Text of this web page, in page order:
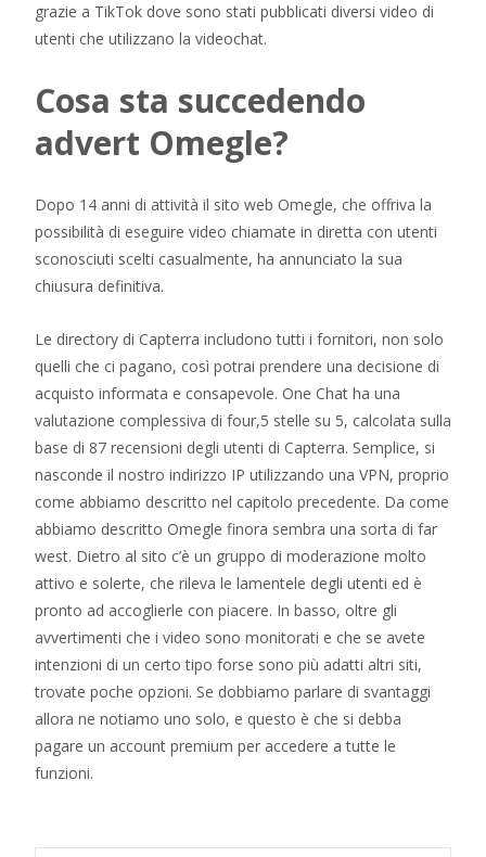
grazie a TikTok dove sono stati pubblicati diversi video di
utenti che utilizzano la videochat.
Cosa sta succedendo
advert Omegle?
Dopo 14 anni di attività il sito web Omegle, che offriva la
possibilità di eseguire video chiamate in diretta con utenti
sconosciuti scelti casualmente, ha annunciato la sua
chiusura definitiva.
Le directory di Capterra includono tutti i fornitori, non solo
quelli che ci pagano, così potrai prendere una decisione di
acquisto informata e consapevole. One Chat ha una
valutazione complessiva di four,5 stelle su 5, calcolata sulla
base di 87 recensioni degli utenti di Capterra. Semplice, si
nasconde il nostro indirizzo IP utilizzando una VPN, proprio
come abbiamo descritto nel capitolo precedente. Da come
abbiamo descritto Omegle finora sembra una sorta di far
west. Dietro al sito c’è un gruppo di moderazione molto
attivo e solerte, che rileva le lamentele degli utenti ed è
pronto ad accoglierle con piacere. In basso, oltre gli
avvertimenti che i video sono monitorati e che se avete
intenzioni di un certo tipo forse sono più adatti altri siti,
trovate poche opzioni. Se dobbiamo parlare di svantaggi
allora ne notiamo uno solo, e questo è che si debba
pagare un account premium per accedere a tutte le
funzioni.